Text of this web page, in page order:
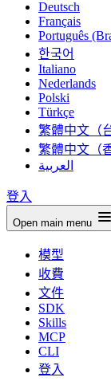
Deutsch
Français
Português
한국어
Italiano
Nederlands
Polski
Türkçe
繁體中文（
繁體中文（
العربية
登入
Open main menu
模型
收費
文件
SDK
Skills
MCP
CLI
登入